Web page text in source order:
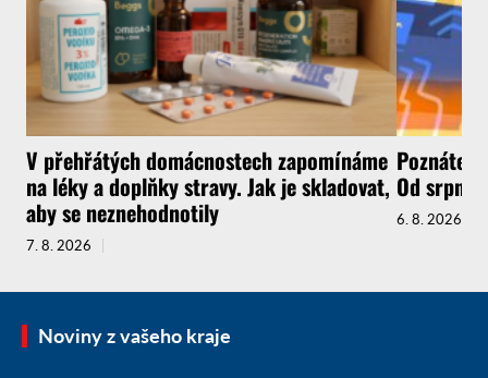
V přehřátých domácnostech zapomínáme
na léky a doplňky stravy. Jak je skladovat,
aby se neznehodnotily
7. 8. 2026
Poznáte,
Od srpna
6. 8. 2026
Noviny z vašeho kraje